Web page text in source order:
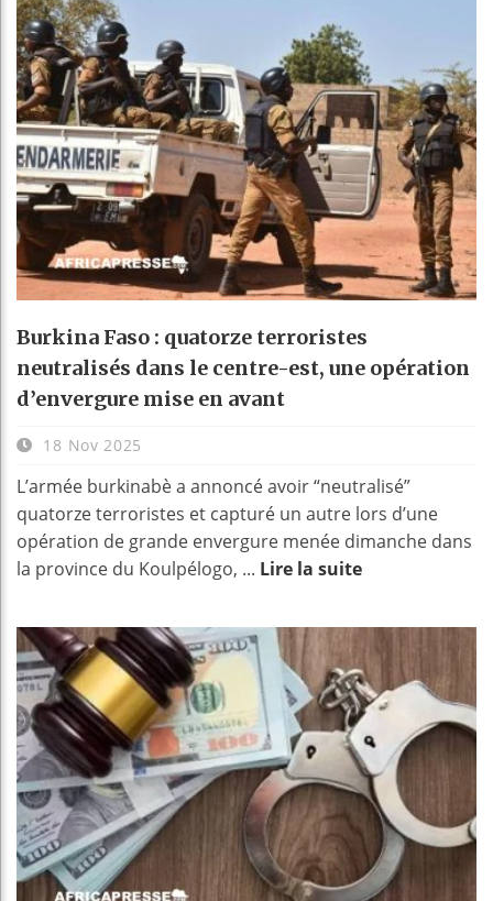
Burkina Faso : quatorze terroristes
neutralisés dans le centre-est, une opération
d’envergure mise en avant
18 Nov 2025
L’armée burkinabè a annoncé avoir “neutralisé”
quatorze terroristes et capturé un autre lors d’une
opération de grande envergure menée dimanche dans
la province du Koulpélogo, ... Lire la suite